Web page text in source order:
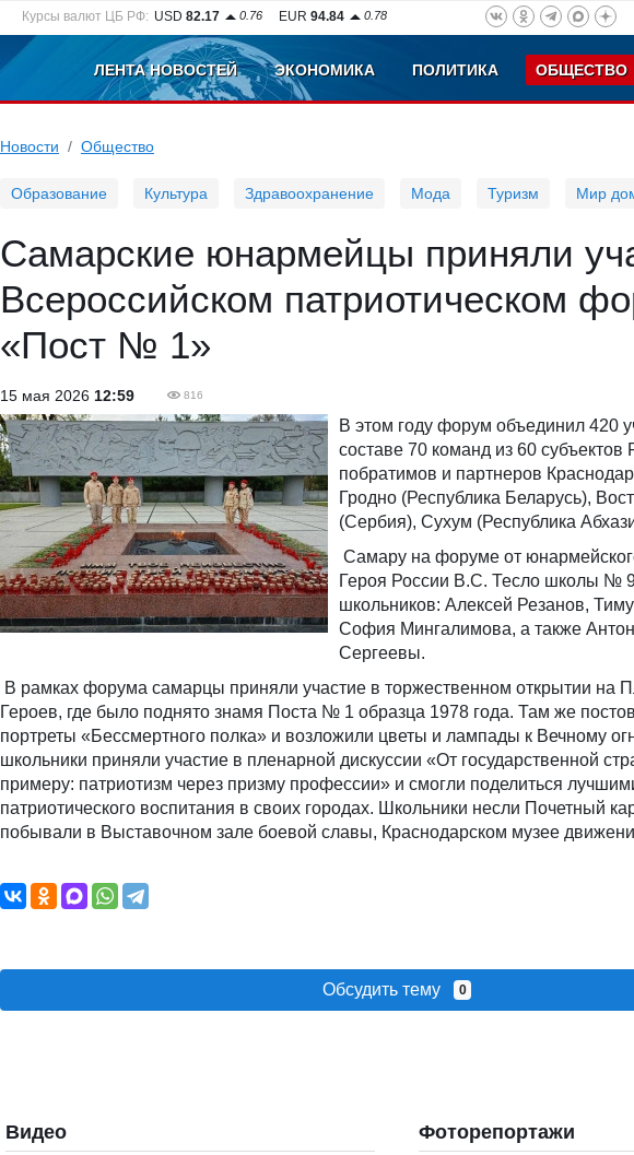
Курсы валют ЦБ РФ: USD 82.17 0.76 EUR 94.84 0.78
ЛЕНТА НОВОСТЕЙ ЭКОНОМИКА ПОЛИТИКА ОБЩЕСТВО
Новости Общество
Образование Культура Здравоохранение Мода Туризм Мир
Самарские юнармейцы приняли
Всероссийском патриотическом
«Пост № 1»
15 мая 2026 12:59 816
В этом году форум объединил 420
составе 70 команд из 60 субъектов
побратимов и партнеров
Гродно (Республика Беларусь),
(Сербия), Сухум (Республика
Самару на форуме от
Героя России В.С. Тесло школы №
школьников: Алексей Резанов,
София Мингалимова, а также
Сергеевы.
В рамках форума самарцы приняли участие в торжественном открытии на
Героев, где было поднято знамя Поста № 1 образца 1978 года. Там же
портреты «Бессмертного полка» и возложили цветы и лампады к Вечному
школьники приняли участие в пленарной дискуссии «От государственной
примеру: патриотизм через призму профессии» и смогли поделиться
патриотического воспитания в своих городах. Школьники несли Почетный
побывали в Выставочном зале боевой славы, Краснодарском музее
Обсудить тему 0
Видео Фоторепортажи